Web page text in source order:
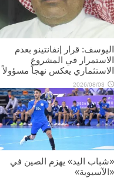
اليوسف: قرار إنفانتينو بعدم
الاستمرار في المشروع
الاستثماري يعكس نهجاً مسؤولاً
2026/08/03
«شباب اليد» يهزم الصين في
«الآسيوية»